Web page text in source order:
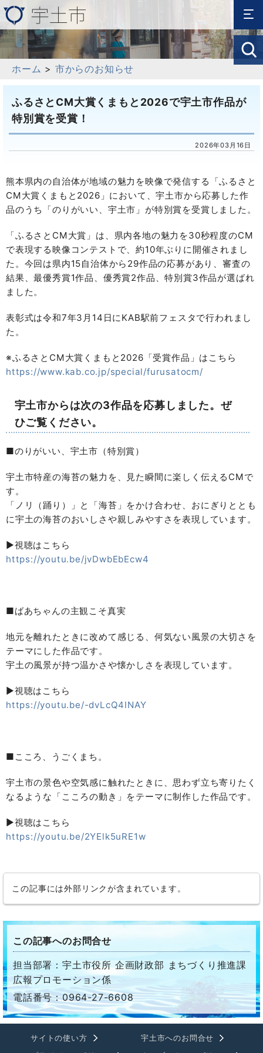
ホーム > 市からのお知らせ
ふるさとCM大賞くまもと2026で宇土市作品が
特別賞を受賞！
2026年03月16日
熊本県内の自治体が地域の魅力を映像で発信する「ふるさと
CM大賞くまもと2026」において、宇土市から応募した作
品のうち「のりがいい、宇土市」が特別賞を受賞しました。
「ふるさとCM大賞」は、県内各地の魅力を30秒程度のCM
で表現する映像コンテストで、約10年ぶりに開催されまし
た。今回は県内15自治体から29作品の応募があり、審査の
結果、最優秀賞1作品、優秀賞2作品、特別賞3作品が選ばれ
ました。
表彰式は令和7年3月14日にKAB駅前フェスタで行われまし
た。
※ふるさとCM大賞くまもと2026「受賞作品」はこちら
https://www.kab.co.jp/special/furusatocm/
宇土市からは次の3作品を応募しました。ぜ
ひご覧ください。
■のりがいい、宇土市（特別賞）
宇土市特産の海苔の魅力を、見た瞬間に楽しく伝えるCMで
す。
「ノリ（踊り）」と「海苔」をかけ合わせ、おにぎりととも
に宇土の海苔のおいしさや親しみやすさを表現しています。
▶視聴はこちら
https://youtu.be/jvDwbEbEcw4
■ばあちゃんの主観こそ真実
地元を離れたときに改めて感じる、何気ない風景の大切さを
テーマにした作品です。
宇土の風景が持つ温かさや懐かしさを表現しています。
▶視聴はこちら
https://youtu.be/-dvLcQ4INAY
■こころ、うごくまち。
宇土市の景色や空気感に触れたときに、思わず立ち寄りたく
なるような「こころの動き」をテーマに制作した作品です。
▶視聴はこちら
https://youtu.be/2YElk5uRE1w
この記事には外部リンクが含まれています。
この記事へのお問合せ
担当部署：宇土市役所 企画財政部 まちづくり推進課
広報プロモーション係
電話番号：0964-27-6608
サイトの使い方
宇土市へのお問合せ